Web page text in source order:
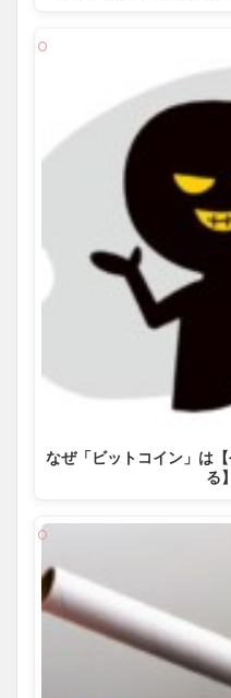
なぜ「ビットコイン」は
る